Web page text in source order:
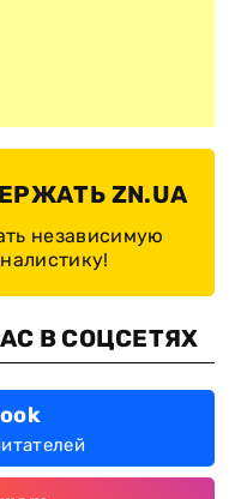
ZN.UA
независимую
В СОЦСЕТЯХ